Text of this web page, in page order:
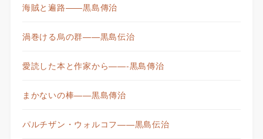
海賊と遍路——黒島傳治
渦巻ける烏の群——黒島伝治
愛読した本と作家から——-黒島傳治
まかないの棒——黒島傳治
パルチザン・ウォルコフ——黒島伝治